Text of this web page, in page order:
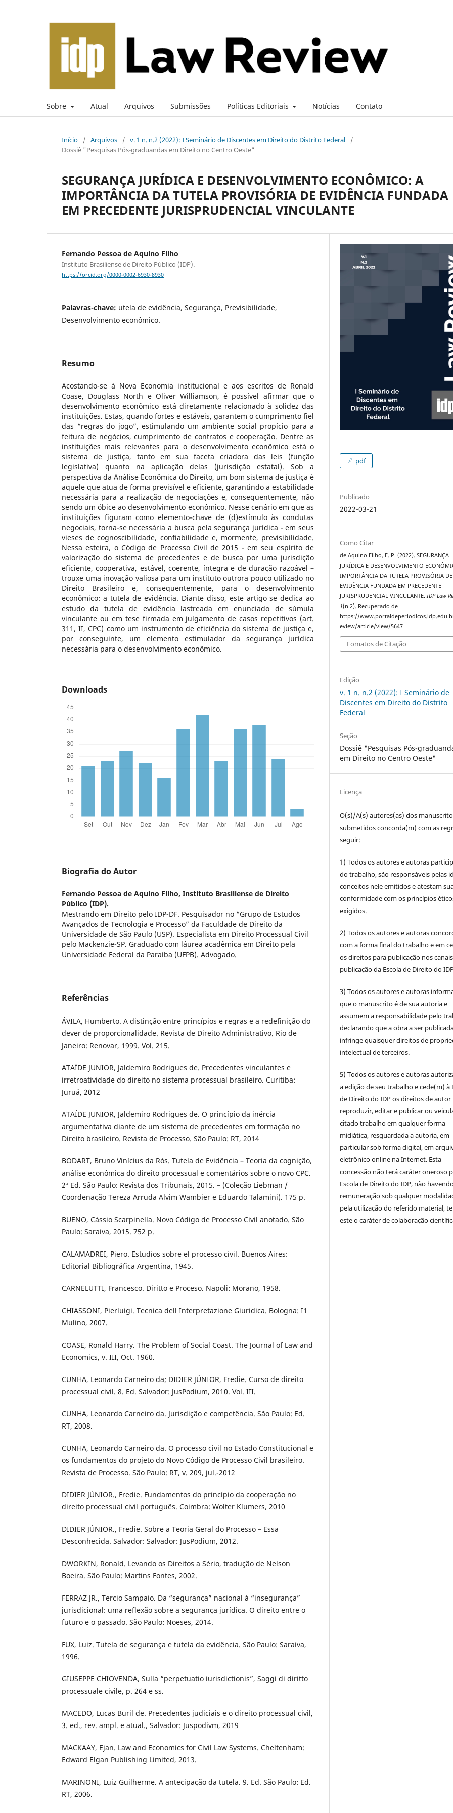
Sobre Atual Arquivos Submissões Políticas Editoriais Notícias Contato
Início / Arquivos / v. 1 n. n.2 (2022): I Seminário de Discentes em Direito do Distrito Federal
/
Dossiê "Pesquisas Pós-graduandas em Direito no Centro Oeste"
SEGURANÇA JURÍDICA E DESENVOLVIMENTO ECONÔMICO: A
IMPORTÂNCIA DA TUTELA PROVISÓRIA DE EVIDÊNCIA FUNDADA
EM PRECEDENTE JURISPRUDENCIAL VINCULANTE
Fernando Pessoa de Aquino Filho
Instituto Brasiliense de Direito Público (IDP).
https://orcid.org/0000-0002-6930-8930
Palavras-chave: utela de evidência, Segurança, Previsibilidade,
Desenvolvimento econômico.
Resumo
Acostando-se à Nova Economia institucional e aos escritos de Ronald
Coase, Douglass North e Oliver Williamson, é possível afirmar que o
desenvolvimento econômico está diretamente relacionado à solidez das
instituições. Estas, quando fortes e estáveis, garantem o cumprimento fiel
das “regras do jogo”, estimulando um ambiente social propício para a
feitura de negócios, cumprimento de contratos e cooperação. Dentre as
instituições mais relevantes para o desenvolvimento econômico está o
sistema de justiça, tanto em sua faceta criadora das leis (função
legislativa) quanto na aplicação delas (jurisdição estatal). Sob a
perspectiva da Análise Econômica do Direito, um bom sistema de justiça é
aquele que atua de forma previsível e eficiente, garantindo a estabilidade
necessária para a realização de negociações e, consequentemente, não
sendo um óbice ao desenvolvimento econômico. Nesse cenário em que as
instituições figuram como elemento-chave de (d)estímulo às condutas
negociais, torna-se necessária a busca pela segurança jurídica - em seus
vieses de cognoscibilidade, confiabilidade e, mormente, previsibilidade.
Nessa esteira, o Código de Processo Civil de 2015 - em seu espírito de
valorização do sistema de precedentes e de busca por uma jurisdição
eficiente, cooperativa, estável, coerente, íntegra e de duração razoável –
trouxe uma inovação valiosa para um instituto outrora pouco utilizado no
Direito Brasileiro e, consequentemente, para o desenvolvimento
econômico: a tutela de evidência. Diante disso, este artigo se dedica ao
estudo da tutela de evidência lastreada em enunciado de súmula
vinculante ou em tese firmada em julgamento de casos repetitivos (art.
311, II, CPC) como um instrumento de eficiência do sistema de justiça e,
por conseguinte, um elemento estimulador da segurança jurídica
necessária para o desenvolvimento econômico.
Downloads
Biografia do Autor
Fernando Pessoa de Aquino Filho, Instituto Brasiliense de Direito
Público (IDP).
Mestrando em Direito pelo IDP-DF. Pesquisador no “Grupo de Estudos
Avançados de Tecnologia e Processo” da Faculdade de Direito da
Universidade de São Paulo (USP). Especialista em Direito Processual Civil
pelo Mackenzie-SP. Graduado com láurea acadêmica em Direito pela
Universidade Federal da Paraíba (UFPB). Advogado.
Referências
ÁVILA, Humberto. A distinção entre princípios e regras e a redefinição do
dever de proporcionalidade. Revista de Direito Administrativo. Rio de
Janeiro: Renovar, 1999. Vol. 215.
ATAÍDE JUNIOR, Jaldemiro Rodrigues de. Precedentes vinculantes e
irretroatividade do direito no sistema processual brasileiro. Curitiba:
Juruá, 2012
ATAÍDE JUNIOR, Jaldemiro Rodrigues de. O princípio da inércia
argumentativa diante de um sistema de precedentes em formação no
Direito brasileiro. Revista de Processo. São Paulo: RT, 2014
BODART, Bruno Vinícius da Rós. Tutela de Evidência – Teoria da cognição,
análise econômica do direito processual e comentários sobre o novo CPC.
2ª Ed. São Paulo: Revista dos Tribunais, 2015. – (Coleção Liebman /
Coordenação Tereza Arruda Alvim Wambier e Eduardo Talamini). 175 p.
BUENO, Cássio Scarpinella. Novo Código de Processo Civil anotado. São
Paulo: Saraiva, 2015. 752 p.
CALAMADREI, Piero. Estudios sobre el processo civil. Buenos Aires:
Editorial Bibliográfica Argentina, 1945.
CARNELUTTI, Francesco. Diritto e Proceso. Napoli: Morano, 1958.
CHIASSONI, Pierluigi. Tecnica dell Interpretazione Giuridica. Bologna: I1
Mulino, 2007.
COASE, Ronald Harry. The Problem of Social Coast. The Journal of Law and
Economics, v. III, Oct. 1960.
CUNHA, Leonardo Carneiro da; DIDIER JÚNIOR, Fredie. Curso de direito
processual civil. 8. Ed. Salvador: JusPodium, 2010. Vol. III.
CUNHA, Leonardo Carneiro da. Jurisdição e competência. São Paulo: Ed.
RT, 2008.
CUNHA, Leonardo Carneiro da. O processo civil no Estado Constitucional e
os fundamentos do projeto do Novo Código de Processo Civil brasileiro.
Revista de Processo. São Paulo: RT, v. 209, jul.-2012
DIDIER JÚNIOR., Fredie. Fundamentos do princípio da cooperação no
direito processual civil português. Coimbra: Wolter Klumers, 2010
DIDIER JÚNIOR., Fredie. Sobre a Teoria Geral do Processo – Essa
Desconhecida. Salvador: Salvador: JusPodium, 2012.
DWORKIN, Ronald. Levando os Direitos a Sério, tradução de Nelson
Boeira. São Paulo: Martins Fontes, 2002.
FERRAZ JR., Tercio Sampaio. Da “segurança” nacional à “insegurança”
jurisdicional: uma reflexão sobre a segurança jurídica. O direito entre o
futuro e o passado. São Paulo: Noeses, 2014.
FUX, Luiz. Tutela de segurança e tutela da evidência. São Paulo: Saraiva,
1996.
GIUSEPPE CHIOVENDA, Sulla “perpetuatio iurisdictionis”, Saggi di diritto
processuale civile, p. 264 e ss.
MACEDO, Lucas Buril de. Precedentes judiciais e o direito processual civil,
3. ed., rev. ampl. e atual., Salvador: Juspodivm, 2019
MACKAAY, Ejan. Law and Economics for Civil Law Systems. Cheltenham:
Edward Elgan Publishing Limited, 2013.
MARINONI, Luiz Guilherme. A antecipação da tutela. 9. Ed. São Paulo: Ed.
RT, 2006.
pdf
Publicado
2022-03-21
Como Citar
de Aquino Filho, F. P. (2022). SEGURANÇA
JURÍDICA E DESENVOLVIMENTO
IMPORTÂNCIA DA TUTELA PROVISÓRIA DE
EVIDÊNCIA FUNDADA EM PRECEDENTE
JURISPRUDENCIAL VINCULANTE. IDP Law
1(n.2). Recuperado de
https://
eview/article/view/5647
Fomatos de Citação
Edição
v. 1 n. n.2 (2022): I Seminário de
Discentes em Direito do Distrito
Federal
Seção
Dossiê "Pesquisas Pós-
em Direito no Centro Oeste"
Licença
O(s)/A(s) autores(as) dos
submetidos concorda(m) com as
seguir:
1) Todos os autores e autoras
do trabalho, são responsáveis pelas
conceitos nele emitidos e atestam
conformidade com os princípios
exigidos.
2) Todos os autores e autoras
com a forma final do trabalho e em
os direitos para publicação nos
publicação da Escola de Direito do
3) Todos os autores e autoras
que o manuscrito é de sua autoria e
assumem a responsabilidade pelo
declarando que a obra a ser
infringe quaisquer direitos de
intelectual de terceiros.
5) Todos os autores e autoras
a edição de seu trabalho e cede(m) à
de Direito do IDP os direitos de autor
reproduzir, editar e publicar ou
citado trabalho em qualquer forma
midiática, resguardada a autoria, em
particular sob forma digital, em
eletrônico online na Internet. Esta
concessão não terá caráter oneroso
Escola de Direito do IDP, não
remuneração sob qualquer
pela utilização do referido material,
este o caráter de colaboração